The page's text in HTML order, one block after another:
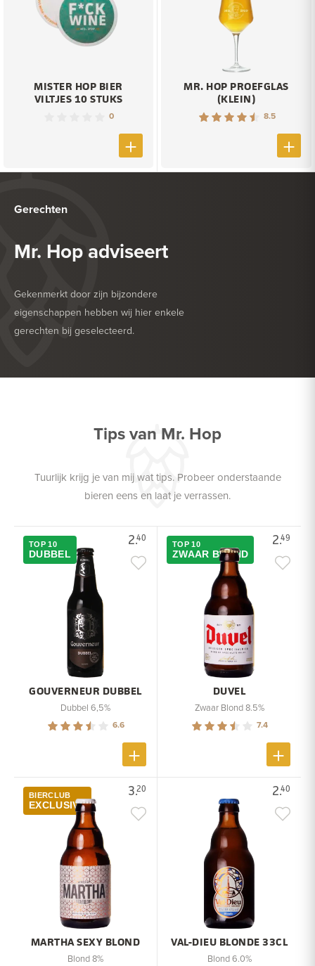
MISTER HOP BIER
VILTJES 10 STUKS
0
MR. HOP PROEFGLAS
(KLEIN)
8.5
Gerechten
Mr. Hop adviseert
Gekenmerkt door zijn bijzondere
eigenschappen hebben wij hier enkele
gerechten bij geselecteerd.
HEERLIJK BIJ
Tips van Mr. Hop
Tuurlijk krijg je van mij wat tips. Probeer onderstaande
bieren eens en laat je verrassen.
2.40
TOP 10
DUBBEL
GOUVERNEUR DUBBEL
Dubbel 6,5%
6.6
2.49
TOP 10
ZWAAR BLOND
DUVEL
Zwaar Blond 8.5%
7.4
3.20
BIERCLUB
EXCLUSIVE
MARTHA SEXY BLOND
Blond 8%
2.40
VAL-DIEU BLONDE 33CL
Blond 6.0%